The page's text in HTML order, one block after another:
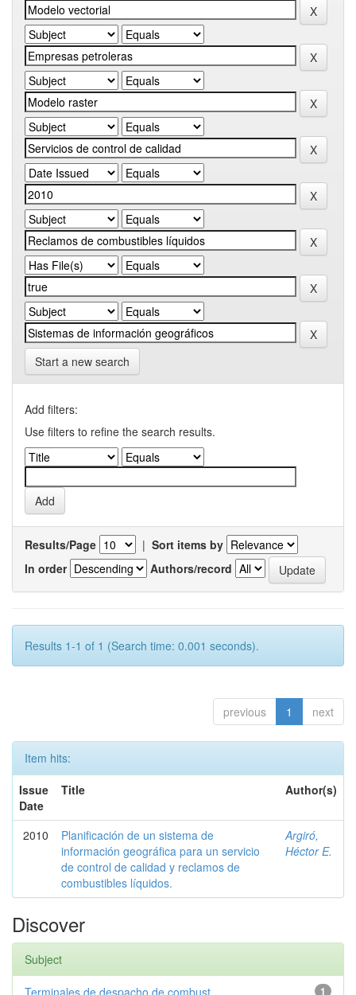
Start a new search
Add filters:
Use filters to refine the search results.
Results/Page | Sort items by
In order
Authors/record
Results 1-1 of 1 (Search time: 0.001 seconds).
previous 1 next
Item hits:
Issue
Date
Title Author(s)
2010
Planificación de un sistema de
información geográfica para un servicio
de control de calidad y reclamos de
combustibles líquidos.
Argiró,
Héctor E.
Discover
Subject
1
Terminales de despacho de combust...